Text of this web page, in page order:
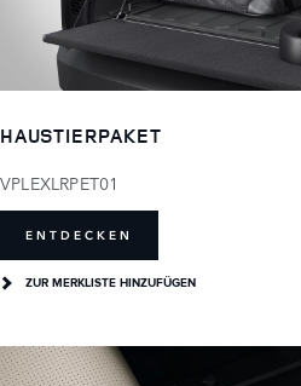
HAUSTIERPAKET
VPLEXLRPET01
ENTDECKEN
ZUR MERKLISTE HINZUFÜGEN